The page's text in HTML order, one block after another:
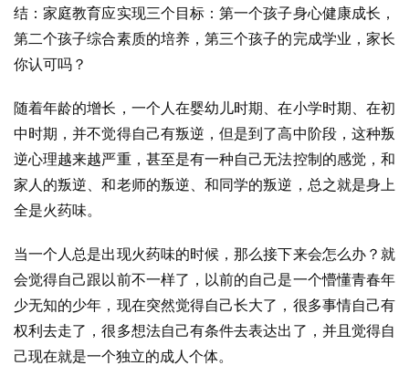
结：家庭教育应实现三个目标：第一个孩子身心健康成长，
第二个孩子综合素质的培养，第三个孩子的完成学业，家长
你认可吗？
随着年龄的增长，一个人在婴幼儿时期、在小学时期、在初
中时期，并不觉得自己有叛逆，但是到了高中阶段，这种叛
逆心理越来越严重，甚至是有一种自己无法控制的感觉，和
家人的叛逆、和老师的叛逆、和同学的叛逆，总之就是身上
全是火药味。
当一个人总是出现火药味的时候，那么接下来会怎么办？就
会觉得自己跟以前不一样了，以前的自己是一个懵懂青春年
少无知的少年，现在突然觉得自己长大了，很多事情自己有
权利去走了，很多想法自己有条件去表达出了，并且觉得自
己现在就是一个独立的成人个体。